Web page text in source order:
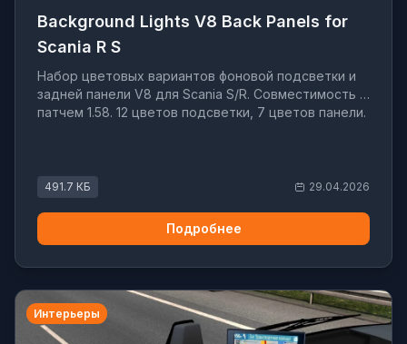
Background Lights V8 Back Panels for
Scania R S
Набор цветовых вариантов фоновой подсветки и
задней панели V8 для Scania S/R. Совместимость с
патчем 1.58. 12 цветов подсветки, 7 цветов панели.
491.7 КБ 29.04.2026
Подробнее
Интерьеры